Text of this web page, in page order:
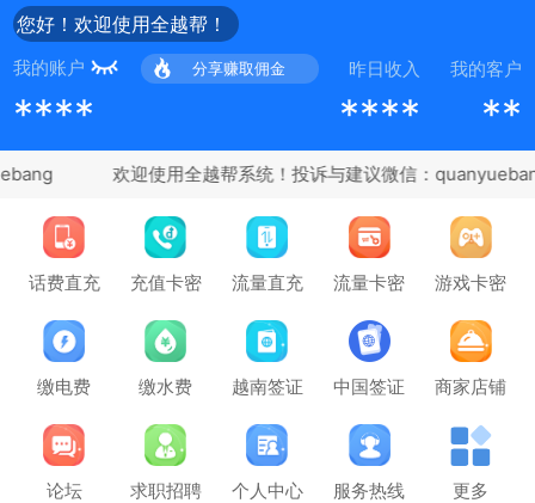
您好！欢迎使用全越帮！
我的账户 分享赚取佣金 昨日收入 我的客户
**** **** **
话费直充 充值卡密 流量直充 流量卡密 游戏卡密
缴电费 缴水费 越南签证 中国签证 商家店铺
论坛 求职招聘 个人中心 服务热线 更多